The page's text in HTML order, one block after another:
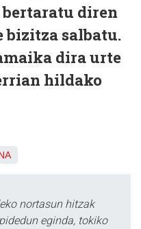
diren
bizitza salbatu.
dira urte
hildako
nortasun hitzak
eginda, tokiko